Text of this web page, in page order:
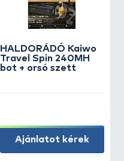
HALDORÁDÓ Kaiwo
Travel Spin 240MH
bot + orsó szett
Ajánlatot kérek